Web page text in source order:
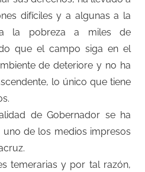
difíciles y a algunas a la
la pobreza a miles de
que el campo siga en el
de deteriore y no ha
lo único que tiene
de Gobernador se ha
de los medios impresos
temerarias y por tal razón,